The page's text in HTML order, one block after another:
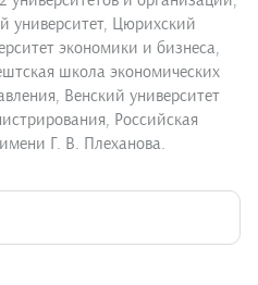
университет, Цюрихский
экономики и бизнеса,
школа экономических
Венский университет
Российская
Г. В. Плеханова.